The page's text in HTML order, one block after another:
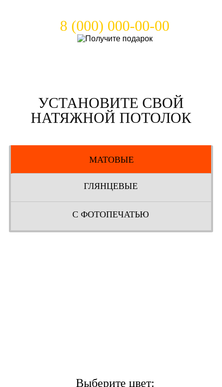
8 (000) 000-00-00
УСТАНОВИТЕ СВОЙ
НАТЯЖНОЙ ПОТОЛОК
МАТОВЫЕ
ГЛЯНЦЕВЫЕ
С ФОТОПЕЧАТЬЮ
Выберите цвет: